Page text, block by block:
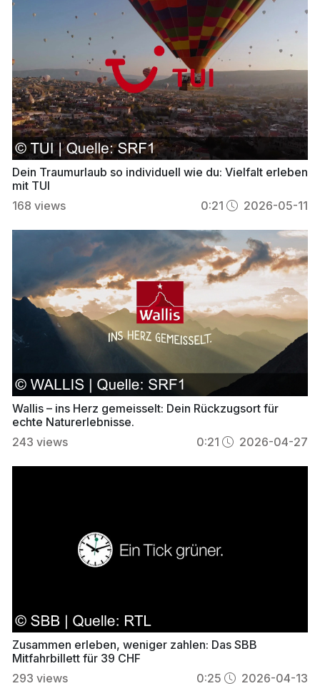
Dein Traumurlaub so individuell wie du: Vielfalt erleben
mit TUI
168 views 0:21 2026-05-11
Wallis – ins Herz gemeisselt: Dein Rückzugsort für
echte Naturerlebnisse.
243 views 0:21 2026-04-27
Zusammen erleben, weniger zahlen: Das SBB
Mitfahrbillett für 39 CHF
293 views 0:25 2026-04-13